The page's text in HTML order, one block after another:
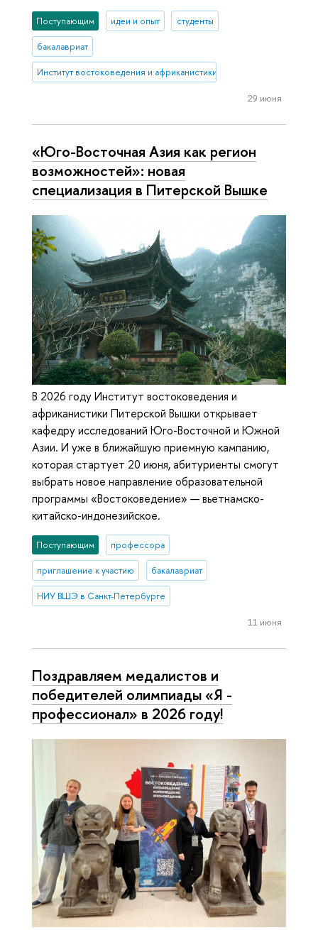
Поступающим идеи и опыт студенты
бакалавриат
Институт востоковедения и африканистики
29 июня
«Юго-Восточная Азия как регион
возможностей»: новая
специализация в Питерской Вышке
В 2026 году Институт востоковедения и
африканистики Питерской Вышки открывает
кафедру исследований Юго-Восточной и Южной
Азии. И уже в ближайшую приемную кампанию,
которая стартует 20 июня, абитуриенты смогут
выбрать новое направление образовательной
программы «Востоковедение» — вьетнамско-
китайско-индонезийское.
Поступающим профессора
приглашение к участию бакалавриат
НИУ ВШЭ в Санкт-Петербурге
11 июня
Поздравляем медалистов и
победителей олимпиады «Я -
профессионал» в 2026 году!